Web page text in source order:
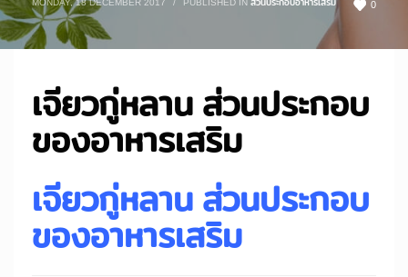
0
เจียวกู่หลาน ส่วนประกอบ
ของอาหารเสริม
เจียวกู่หลาน ส่วนประกอบ
ของอาหารเสริม